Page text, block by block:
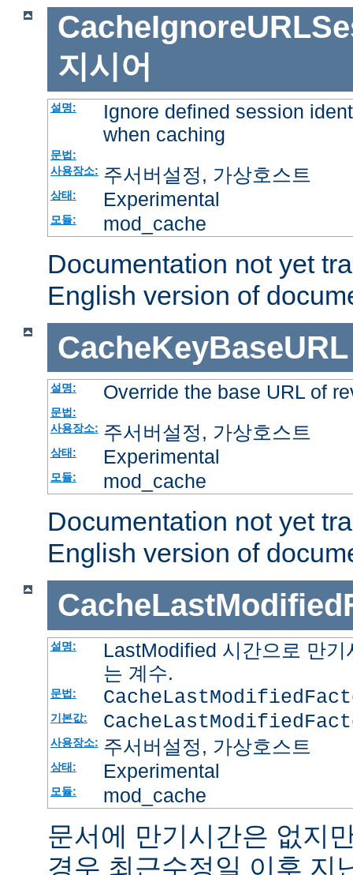
지시어
설명:
Ignore defined session
when caching
문법:
사용장소: 주서버설정, 가상호스트
상태: Experimental
모듈: mod_cache
Documentation not yet
English version of
CacheKeyBaseURL
설명: Override the base URL of
문법:
사용장소: 주서버설정, 가상호스트
상태: Experimental
모듈: mod_cache
Documentation not yet
English version of
설명:
LastModified 시간으로 만
는 계수.
문법:
기본값:
사용장소: 주서버설정, 가상호스트
상태: Experimental
모듈: mod_cache
문서에 만기시간은 없지
경우 최근수정일 이후 지